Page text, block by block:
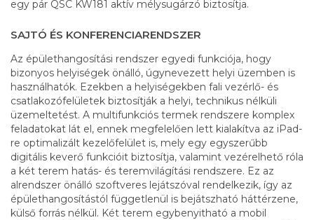
egy pár QSC KW181 aktív mélysugárzó biztosítja.
SAJTÓ ÉS KONFERENCIARENDSZER
Az épülethangosítási rendszer egyedi funkciója, hogy
bizonyos helyiségek önálló, úgynevezett helyi üzemben is
használhatók. Ezekben a helyiségekben fali vezérlő- és
csatlakozófelületek biztosítják a helyi, technikus nélküli
üzemeltetést. A multifunkciós termek rendszere komplex
feladatokat lát el, ennek megfelelően lett kialakítva az iPad-
re optimalizált kezelőfelület is, mely egy egyszerűbb
digitális keverő funkcióit biztosítja, valamint vezérelhető róla
a két terem hatás- és teremvilágítási rendszere. Ez az
alrendszer önálló szoftveres lejátszóval rendelkezik, így az
épülethangosítástól függetlenül is bejátszható háttérzene,
külső forrás nélkül. Két terem egybenyitható a mobil